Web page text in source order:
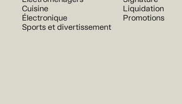
Cuisine
Électronique
Sports et divertissement
Liquidation
Promotions